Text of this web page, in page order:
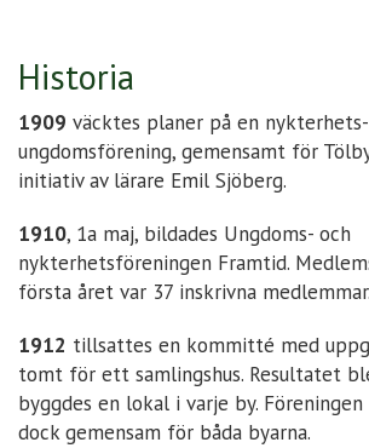
Historia
1909 väcktes planer på en
ungdomsförening, gemensamt för
initiativ av lärare Emil Sjöberg.
1910, 1a maj, bildades Ungdoms- och
nykterhetsföreningen Framtid.
första året var 37 inskrivna medlemmar.
1912 tillsattes en kommitté med
tomt för ett samlingshus. Resultatet
byggdes en lokal i varje by.
dock gemensam för båda byarna.